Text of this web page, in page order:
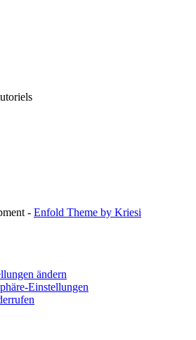
- Enfold Theme by Kriesi
ändern
Einstellungen